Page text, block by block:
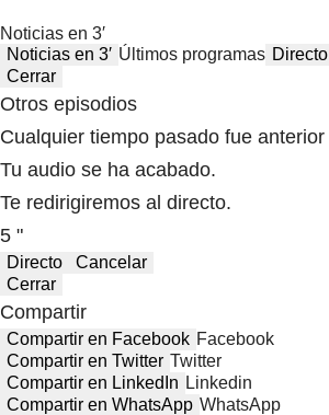
Noticias en 3′
Noticias en 3′ Últimos programas Directo
Cerrar
Otros episodios
Cualquier tiempo pasado fue anterior
Tu audio se ha acabado.
Te redirigiremos al directo.
5 "
Directo
Cancelar
Cerrar
Compartir
Compartir en Facebook Facebook
Compartir en Twitter Twitter
Compartir en LinkedIn Linkedin
Compartir en WhatsApp WhatsApp